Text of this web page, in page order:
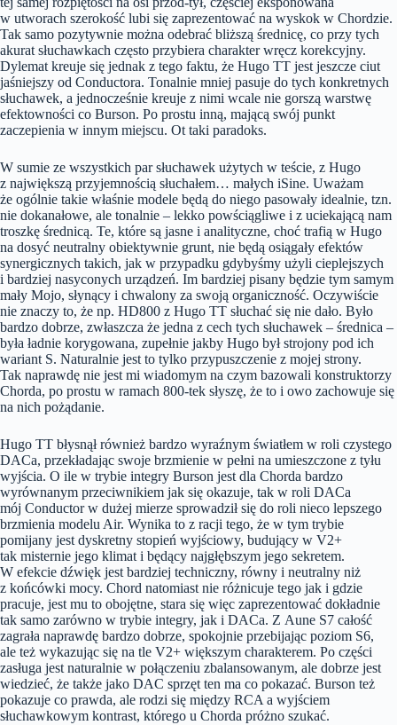
w utworach szerokość lubi się zaprezentować na wyskok w Chordzie.
Tak samo pozytywnie można odebrać bliższą średnicę, co przy tych
akurat słuchawkach często przybiera charakter wręcz korekcyjny.
Dylemat kreuje się jednak z tego faktu, że Hugo TT jest jeszcze ciut
jaśniejszy od Conductora. Tonalnie mniej pasuje do tych konkretnych
słuchawek, a jednocześnie kreuje z nimi wcale nie gorszą warstwę
efektowności co Burson. Po prostu inną, mającą swój punkt
zaczepienia w innym miejscu. Ot taki paradoks.
W sumie ze wszystkich par słuchawek użytych w teście, z Hugo
z największą przyjemnością słuchałem… małych iSine. Uważam
że ogólnie takie właśnie modele będą do niego pasowały idealnie, tzn.
nie dokanałowe, ale tonalnie – lekko powściągliwe i z uciekającą nam
troszkę średnicą. Te, które są jasne i analityczne, choć trafią w Hugo
na dosyć neutralny obiektywnie grunt, nie będą osiągały efektów
synergicznych takich, jak w przypadku gdybyśmy użyli cieplejszych
i bardziej nasyconych urządzeń. Im bardziej pisany będzie tym samym
mały Mojo, słynący i chwalony za swoją organiczność. Oczywiście
nie znaczy to, że np. HD800 z Hugo TT słuchać się nie dało. Było
bardzo dobrze, zwłaszcza że jedna z cech tych słuchawek – średnica –
była ładnie korygowana, zupełnie jakby Hugo był strojony pod ich
wariant S. Naturalnie jest to tylko przypuszczenie z mojej strony.
Tak naprawdę nie jest mi wiadomym na czym bazowali konstruktorzy
Chorda, po prostu w ramach 800-tek słyszę, że to i owo zachowuje się
na nich pożądanie.
Hugo TT błysnął również bardzo wyraźnym światłem w roli czystego
DACa, przekładając swoje brzmienie w pełni na umieszczone z tyłu
wyjścia. O ile w trybie integry Burson jest dla Chorda bardzo
wyrównanym przeciwnikiem jak się okazuje, tak w roli DACa
mój Conductor w dużej mierze sprowadził się do roli nieco lepszego
brzmienia modelu Air. Wynika to z racji tego, że w tym trybie
pomijany jest dyskretny stopień wyjściowy, budujący w V2+
tak misternie jego klimat i będący najgłębszym jego sekretem.
W efekcie dźwięk jest bardziej techniczny, równy i neutralny niż
z końcówki mocy. Chord natomiast nie różnicuje tego jak i gdzie
pracuje, jest mu to obojętne, stara się więc zaprezentować dokładnie
tak samo zarówno w trybie integry, jak i DACa. Z Aune S7 całość
zagrała naprawdę bardzo dobrze, spokojnie przebijając poziom S6,
ale też wykazując się na tle V2+ większym charakterem. Po części
zasługa jest naturalnie w połączeniu zbalansowanym, ale dobrze jest
wiedzieć, że także jako DAC sprzęt ten ma co pokazać. Burson też
pokazuje co prawda, ale rodzi się między RCA a wyjściem
słuchawkowym kontrast, którego u Chorda próżno szukać.